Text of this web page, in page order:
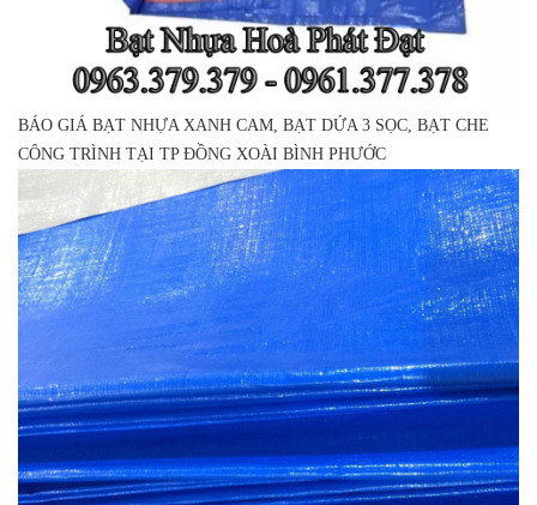
BÁO GIÁ BẠT NHỰA XANH CAM, BẠT DỨA 3 SỌC, BẠT CHE
CÔNG TRÌNH TẠI TP ĐỒNG XOÀI BÌNH PHƯỚC